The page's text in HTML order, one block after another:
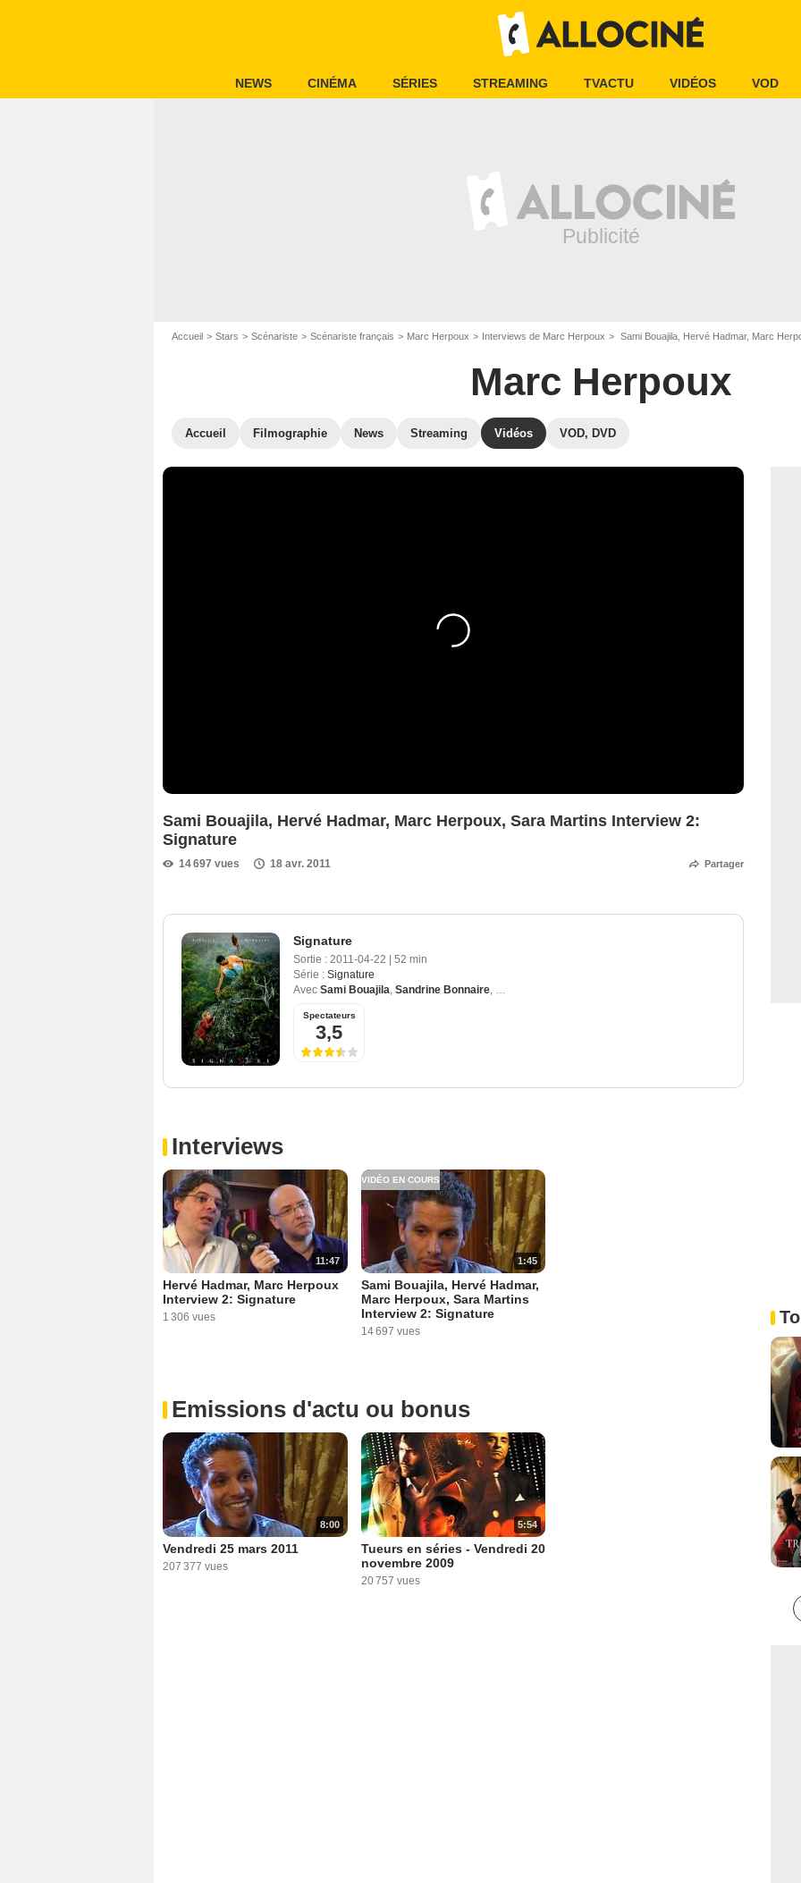
NEWS CINÉMA SÉRIES STREAMING TVACTU VIDÉOS VOD
Accueil Stars Scénariste Scénariste français Marc Herpoux Interviews de Marc Herpoux Sami Bouajila, Hervé Hadmar, Marc
Marc Herpoux
Accueil Filmographie News Streaming Vidéos VOD, DVD
Sami Bouajila, Hervé Hadmar, Marc Herpoux, Sara Martins Interview 2:
Signature
14 697 vues 18 avr. 2011 Partager
Signature
Sortie : 2011-04-22
52 min
Série : Signature
Avec Sami Bouajila, Sandrine Bonnaire, Sara Martins
Spectateurs
3,5
Interviews
11:47
Hervé Hadmar, Marc Herpoux
Interview 2: Signature
1 306 vues
1:45
VIDÉO EN COURS
Sami Bouajila, Hervé Hadmar,
Marc Herpoux, Sara Martins
Interview 2: Signature
14 697 vues
Emissions d'actu ou bonus
8:00
Vendredi 25 mars 2011
207 377 vues
5:54
Tueurs en séries - Vendredi 20
novembre 2009
20 757 vues